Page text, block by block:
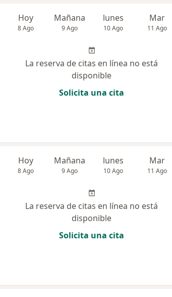
Hoy
8 Ago
Mañana
9 Ago
lunes
10 Ago
Mar
11 Ago
La reserva de citas en línea no está
disponible
Solicita una cita
Hoy
8 Ago
Mañana
9 Ago
lunes
10 Ago
Mar
11 Ago
La reserva de citas en línea no está
disponible
Solicita una cita